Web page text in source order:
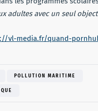
adultes avec un seul
vl-media.fr/quand-
POLLUTION MARITIME